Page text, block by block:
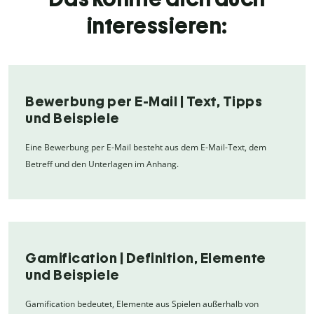
interessieren:
Bewerbung per E-Mail | Text, Tipps
und Beispiele
Eine Bewerbung per E-Mail besteht aus dem E-Mail-Text, dem
Betreff und den Unterlagen im Anhang.
Gamification | Definition, Elemente
und Beispiele
Gamification bedeutet, Elemente aus Spielen außerhalb von